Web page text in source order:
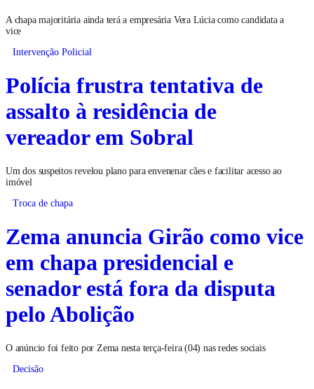
A chapa majoritária ainda terá a empresária Vera Lúcia como candidata a
vice
Intervenção Policial
Polícia frustra tentativa de
assalto à residência de
vereador em Sobral
Um dos suspeitos revelou plano para envenenar cães e facilitar acesso ao
imóvel
Troca de chapa
Zema anuncia Girão como vice
em chapa presidencial e
senador está fora da disputa
pelo Abolição
O anúncio foi feito por Zema nesta terça-feira (04) nas redes sociais
Decisão